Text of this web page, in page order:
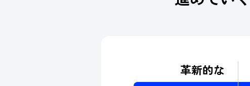
革新的な